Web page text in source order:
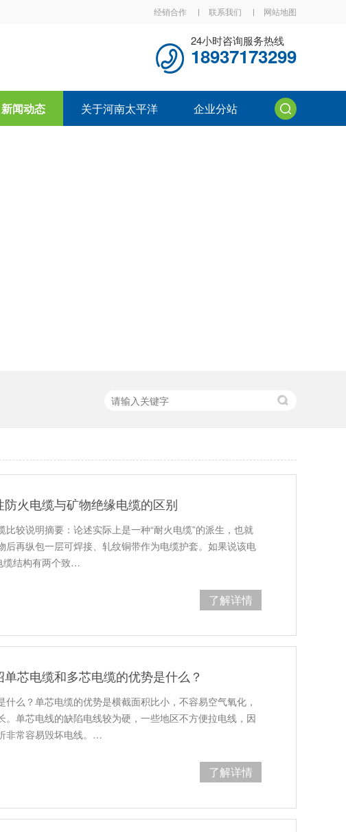
经销合作 联系我们 网站地图
24小时咨询服务热线
18937173299
新闻动态 关于河南太平洋 企业分站
火电缆与矿物绝缘电缆的区别
较说明摘要：论述实际上是一种“耐火电缆”的派生，也就
后再纵包一层可焊接、轧纹铜带作为电缆护套。如果说该电
缆结构有两个致…
了解详情
芯电缆和多芯电缆的优势是什么？
么？单芯电缆的优势是横截面积比小，不容易空气氧化，
。单芯电线的缺陷电线较为硬，一些地区不方便拉电线，因
非常容易毁坏电线。…
了解详情